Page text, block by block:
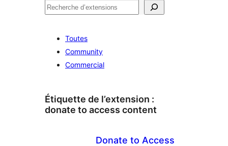
Rechercher
Toutes
Community
Commercial
Étiquette de l’extension :
donate to access content
Donate to Access